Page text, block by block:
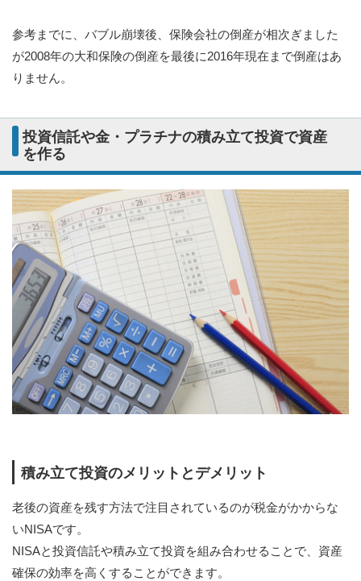
参考までに、バブル崩壊後、保険会社の倒産が相次ぎました
が2008年の大和保険の倒産を最後に2016年現在まで倒産はあ
りません。
投資信託や金・プラチナの積み立て投資で資産
を作る
積み立て投資のメリットとデメリット
老後の資産を残す方法で注目されているのが税金がかからな
いNISAです。
NISAと投資信託や積み立て投資を組み合わせることで、資産
確保の効率を高くすることができます。